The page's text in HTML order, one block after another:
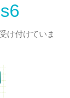
け付けていま